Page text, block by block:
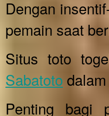
Dengan
pemain saat
Situs toto
Sabatoto
Penting bagi